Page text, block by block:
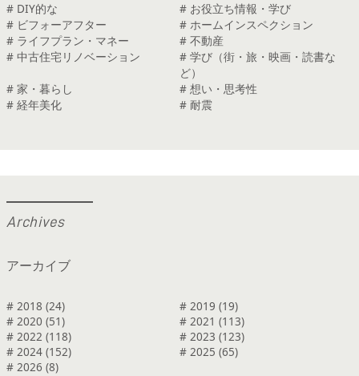
# DIY的な
# お役立ち情報・学び
# ビフォーアフター
# ホームインスペクション
# ライフプラン・マネー
# 不動産
# 中古住宅リノベーション
# 学び（街・旅・映画・読書な
ど）
# 家・暮らし
# 想い・思考性
# 経年美化
# 耐震
Archives
アーカイブ
# 2018 (24)
# 2019 (19)
# 2020 (51)
# 2021 (113)
# 2022 (118)
# 2023 (123)
# 2024 (152)
# 2025 (65)
# 2026 (8)